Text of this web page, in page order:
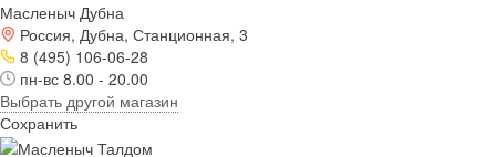
Масленыч Дубна
Россия, Дубна, Станционная, 3
8 (495) 106-06-28
пн-вс 8.00 - 20.00
Выбрать другой магазин
Сохранить